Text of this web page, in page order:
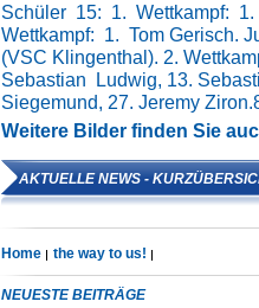
Schüler 15: 1. Wettkampf:
Wettkampf: 1. Tom Gerisch.
(VSC Klingenthal). 2.
Sebastian Ludwig, 13.
Siegemund, 27. Jeremy
Weitere Bilder finden Sie
AKTUELLE NEWS -
Home the way to us!
NEUESTE BEITRÄGE